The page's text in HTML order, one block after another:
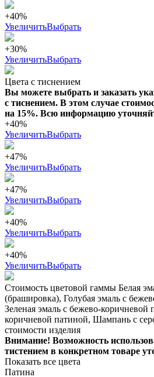
+40%
УвеличитьВыбрать
+30%
УвеличитьВыбрать
Цвета с тиснением
Вы можете выбрать и заказать
с тиснением. В этом случае
на 15%. Всю информацию
+40%
УвеличитьВыбрать
+47%
УвеличитьВыбрать
+47%
УвеличитьВыбрать
+40%
УвеличитьВыбрать
+40%
УвеличитьВыбрать
Стоимость цветовой гаммы Белая
(брашировка), Голубая эмаль с
Зеленая эмаль с бежево-
коричневой патиной, Шампань с
стоимости изделия
Внимание! Возможность
тистением в конкретном товаре
Показать все цвета
Патина